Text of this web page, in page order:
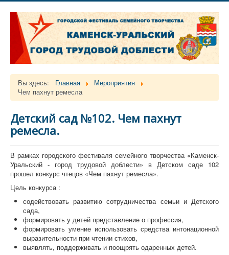
Вы здесь: Главная
Мероприятия
Чем пахнут ремесла
Детский сад №102. Чем пахнут
ремесла.
В рамках городского фестиваля семейного творчества «Каменск-
Уральский - город трудовой доблести» в Детском саде 102
прошел конкурс чтецов «Чем пахнут ремесла».
Цель конкурса :
содействовать развитию сотрудничества семьи и Детского
сада,
формировать у детей представление о профессия,
формировать умение использовать средства интонационной
выразительности при чтении стихов,
выявлять, поддерживать и поощрять одаренных детей.